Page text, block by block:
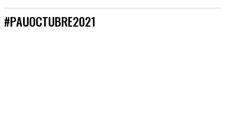
#PAUOCTUBRE2021